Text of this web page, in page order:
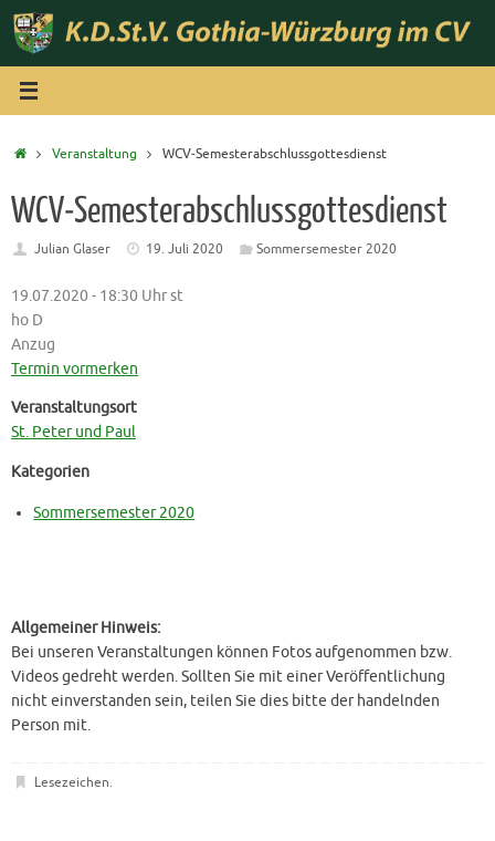
Zum
Inhalt
springen
StartVeranstaltung WCV‐Semesterabschlussgottesdienst
WCV‐Semesterabschlussgottesdienst
Julian Glaser 19. Juli 2020 Sommersemester 2020
19.07.2020 - 18:30 Uhr st
ho D
Anzug
Termin vormerken
Veranstaltungsort
St. Peter und Paul
Kategorien
Sommersemester 2020
Allgemeiner Hinweis:
Bei unseren Veranstaltungen können Fotos aufgenommen bzw.
Videos gedreht werden. Sollten Sie mit einer Veröffentlichung
nicht einverstanden sein, teilen Sie dies bitte der handelnden
Person mit.
Lesezeichen.